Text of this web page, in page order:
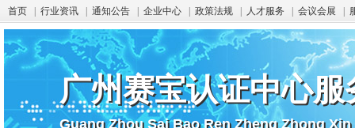
首页 行业资讯 通知公告 企业中心 政策法规 人才服务 会议会展
广州赛宝认证中心
广州赛宝认证中心
Guang Zhou Sai Bao Ren Zheng Zhong